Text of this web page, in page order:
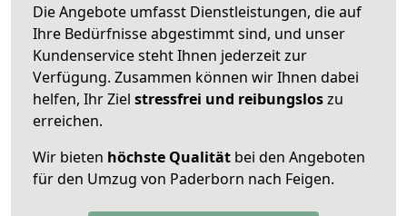
Die Angebote umfasst Dienstleistungen, die auf
Ihre Bedürfnisse abgestimmt sind, und unser
Kundenservice steht Ihnen jederzeit zur
Verfügung. Zusammen können wir Ihnen dabei
helfen, Ihr Ziel stressfrei und reibungsloszu
erreichen.
Wir bieten höchste Qualität bei den Angeboten
für den Umzug von Paderborn nach Feigen.